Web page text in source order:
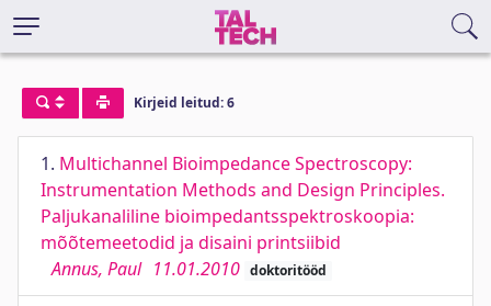
Kirjeid leitud: 6
1. Multichannel Bioimpedance Spectroscopy:
Instrumentation Methods and Design Principles.
Paljukanaliline bioimpedantsspektroskoopia:
mõõtemeetodid ja disaini printsiibid
Annus, Paul 11.01.2010 doktoritööd